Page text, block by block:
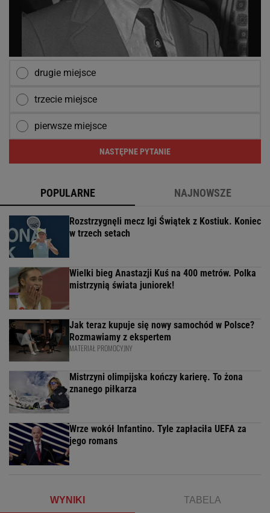
drugie miejsce
trzecie miejsce
pierwsze miejsce
NASTĘPNE PYTANIE
POPULARNE NAJNOWSZE
Rozstrzygnęli mecz Igi Świątek z Kostiuk. Koniec
w trzech setach
Wielki bieg Anastazji Kuś na 400 metrów. Polka
mistrzynią świata juniorek!
Jak teraz kupuje się nowy samochód w Polsce?
Rozmawiamy z ekspertem
MATERIAŁ PROMOCYJNY
Mistrzyni olimpijska kończy karierę. To żona
znanego piłkarza
Wrze wokół Infantino. Tyle zapłaciła UEFA za
jego romans
WYNIKI TABELA